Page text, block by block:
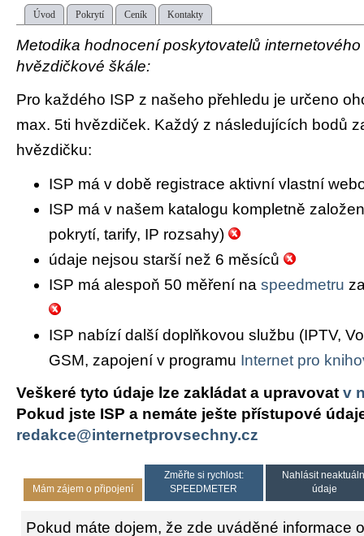
Úvod Pokrytí Ceník Kontakty
Metodika hodnocení poskytovatelů
hvězdičkové škále:
Pro každého ISP z našeho přehledu je určeno
max. 5ti hvězdiček. Každý z následujících bodů
hvězdičku:
ISP má v době registrace aktivní vlastní
ISP má v našem katalogu kompletně
pokrytí, tarify, IP rozsahy)
údaje nejsou starší než 6 měsíců
ISP má alespoň 50 měření na speedmetru
ISP nabízí další doplňkovou službu (IPTV,
GSM, zapojení v programu Internet pro
Veškeré tyto údaje lze zakládat a upravovat v
Pokud jste ISP a nemáte ješte přístupové
redakce@internetprovsechny.cz
Mám zájem o připojení
Změřte si rychlost:
SPEEDMETER
Nahlásit
údaje
Pokud máte dojem, že zde uváděné informace